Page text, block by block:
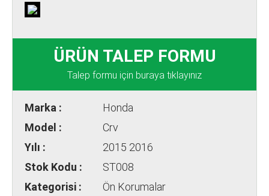
ÜRÜN TALEP FORMU
Talep formu için buraya tıklayınız
Marka :
Honda
Model :
Crv
Yılı :
2015 2016
Stok Kodu :
ST008
Kategorisi :
Ön Korumalar